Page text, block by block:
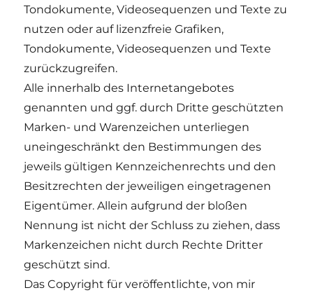
Tondokumente, Videosequenzen und Texte zu
nutzen oder auf lizenzfreie Grafiken,
Tondokumente, Videosequenzen und Texte
zurückzugreifen.
Alle innerhalb des Internetangebotes
genannten und ggf. durch Dritte geschützten
Marken- und Warenzeichen unterliegen
uneingeschränkt den Bestimmungen des
jeweils gültigen Kennzeichenrechts und den
Besitzrechten der jeweiligen eingetragenen
Eigentümer. Allein aufgrund der bloßen
Nennung ist nicht der Schluss zu ziehen, dass
Markenzeichen nicht durch Rechte Dritter
geschützt sind.
Das Copyright für veröffentlichte, von mir